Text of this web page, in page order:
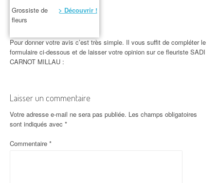
Grossiste de
fleurs
> Découvrir !
Pour donner votre avis c’est très simple. Il vous suffit de compléter le
formulaire ci-dessous et de laisser votre opinion sur ce fleuriste SADI
CARNOT MILLAU :
Laisser un commentaire
Votre adresse e-mail ne sera pas publiée. Les champs obligatoires
sont indiqués avec *
Commentaire *